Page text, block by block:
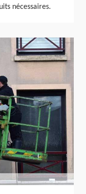
nécessaires.